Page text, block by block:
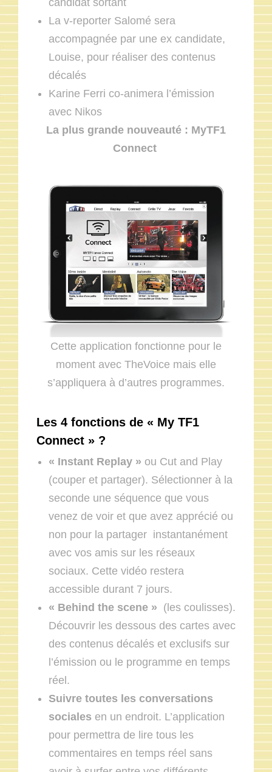
candidat sortant
La v-reporter Salomé sera
accompagnée par une ex candidate,
Louise, pour réaliser des contenus
décalés
Karine Ferri co-animera l’émission
avec Nikos
La plus grande nouveauté : MyTF1
Connect
Cette application fonctionne pour le
moment avec TheVoice mais elle
s’appliquera à d’autres programmes.
Les 4 fonctions de « My TF1
Connect » ?
« Instant Replay » ou Cut and Play
(couper et partager). Sélectionner à la
seconde une séquence que vous
venez de voir et que avez apprécié ou
non pour la partager instantanément
avec vos amis sur les réseaux
sociaux. Cette vidéo restera
accessible durant 7 jours.
« Behind the scene » (les coulisses).
Découvrir les dessous des cartes avec
des contenus décalés et exclusifs sur
l’émission ou le programme en temps
réel.
Suivre toutes les conversations
sociales en un endroit. L’application
pour permettra de lire tous les
commentaires en temps réel sans